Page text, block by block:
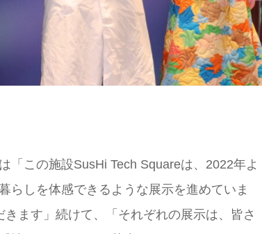
「この施設SusHi Tech Squareは、2022年よ
らしを体感できるような展示を進めていま
ます」続けて、「それぞれの展示は、皆さ